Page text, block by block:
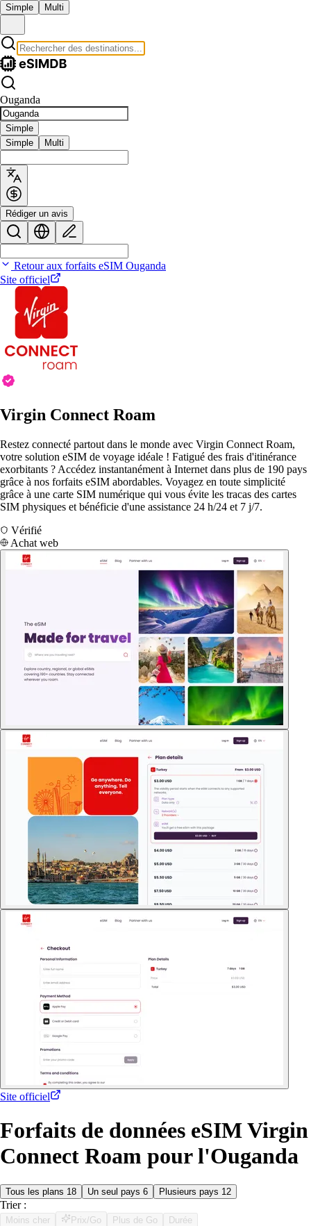
Simple Multi
Ouganda
Simple
Simple
Multi
Rédiger un avis
Retour aux forfaits eSIM Ouganda
Site officiel
Virgin Connect Roam
Restez connecté partout dans le monde avec Virgin Connect Roam,
votre solution eSIM de voyage idéale ! Fatigué des frais d'itinérance
exorbitants ? Accédez instantanément à Internet dans plus de 190 pays
grâce à nos forfaits eSIM abordables. Voyagez en toute simplicité
grâce à une carte SIM numérique qui vous évite les tracas des cartes
SIM physiques et bénéficie d'une assistance 24 h/24 et 7 j/7.
Vérifié
Achat web
Site officiel
Forfaits de données eSIM Virgin
Connect Roam pour l'Ouganda
Tous les plans 18 Un seul pays 6 Plusieurs pays 12
Trier :
Moins cher Prix/Go Plus de Go Durée